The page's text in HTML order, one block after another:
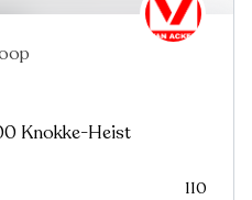
Knokke-Heist
110